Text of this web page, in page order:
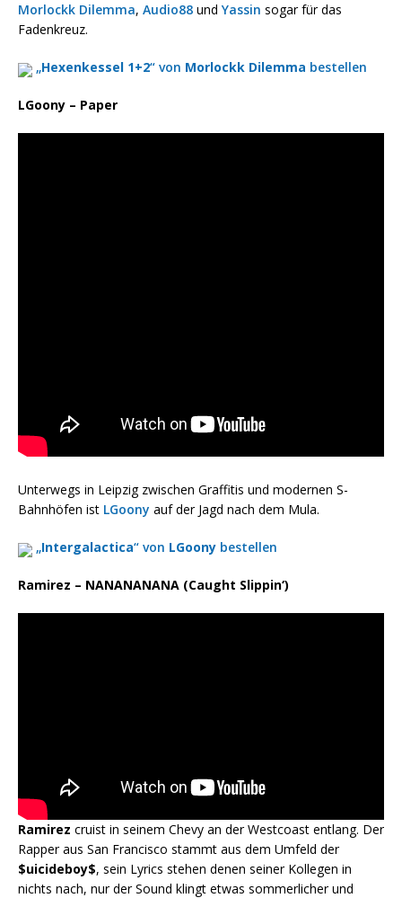
Morlockk Dilemma, Audio88 undYassin sogar für das
Fadenkreuz.
„Hexenkessel 1+2“ von Morlockk Dilemma bestellen
LGoony – Paper
Unterwegs in Leipzig zwischen Graffitis und modernen S-
Bahnhöfen ist LGoony auf der Jagd nach dem Mula.
„Intergalactica“ von LGoony bestellen
Ramirez – NANANANANA (Caught Slippin‘)
Ramirez cruist in seinem Chevy an der Westcoast entlang. Der
Rapper aus San Francisco stammt aus dem Umfeld der
$uicideboy$, sein Lyrics stehen denen seiner Kollegen in
nichts nach, nur der Sound klingt etwas sommerlicher und